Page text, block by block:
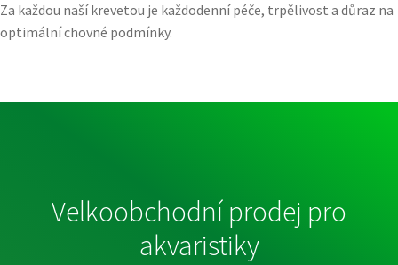
Za každou naší krevetou je každodenní péče, trpělivost a důraz na
optimální chovné podmínky.
Velkoobchodní prodej pro
akvaristiky